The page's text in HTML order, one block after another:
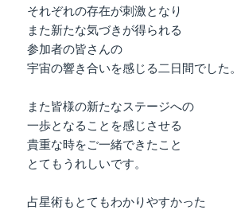
それぞれの存在が刺激となり
また新たな気づきが得られる
参加者の皆さんの
宇宙の響き合いを感じる二日間でした。
また皆様の新たなステージへの
一歩となることを感じさせる
貴重な時をご一緒できたこと
とてもうれしいです。
占星術もとてもわかりやすかった